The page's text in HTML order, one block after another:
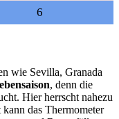
6
wie Sevilla, Granada
, denn die
Hier herrscht nahezu
kann das Thermometer